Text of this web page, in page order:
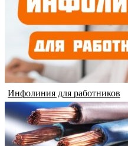
Инфолиния для работников